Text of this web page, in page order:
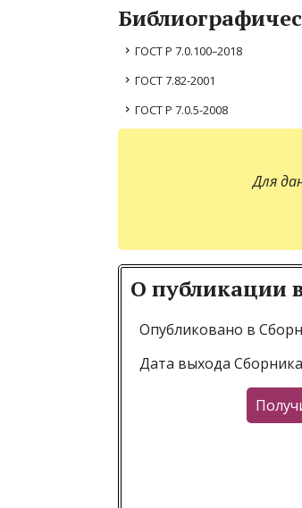
ГОСТ Р 7.0.100–2018
ГОСТ 7.82-2001
ГОСТ Р 7.0.5-2008
Для
О публикации
Опубликовано в
Дата выхода